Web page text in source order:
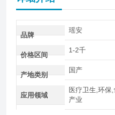
品牌
瑶安
价格区间
1-2千
产地类别
国产
应用领域
医疗卫生,环保
产业